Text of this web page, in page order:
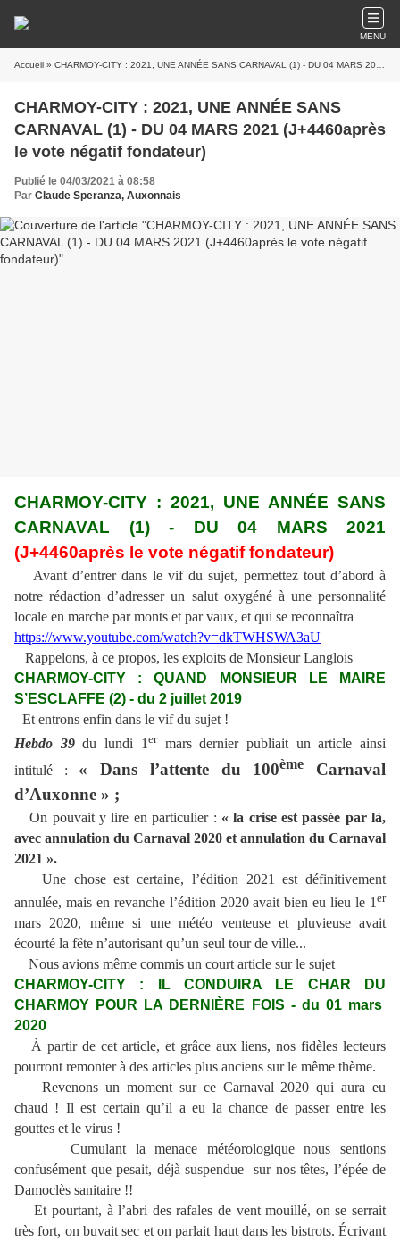
MENU
Accueil » CHARMOY-CITY : 2021, UNE ANNÉE SANS CARNAVAL (1) - DU 04 MARS 2021 (J+4460après le vote négatif fondateur)
CHARMOY-CITY : 2021, UNE ANNÉE SANS
CARNAVAL (1) - DU 04 MARS 2021 (J+4460après
le vote négatif fondateur)
Publié le 04/03/2021 à 08:58
Par Claude Speranza, Auxonnais
CHARMOY-CITY : 2021, UNE ANNÉE SANS
CARNAVAL (1) - DU 04 MARS 2021
(J+4460après le vote négatif fondateur)
Avant d’entrer dans le vif du sujet, permettez tout d’abord à
notre rédaction d’adresser un salut oxygéné à une personnalité
locale en marche par monts et par vaux, et qui se reconnaîtra
https://www.youtube.com/watch?v=dkTWHSWA3aU
Rappelons, à ce propos, les exploits de Monsieur Langlois
CHARMOY-CITY : QUAND MONSIEUR LE MAIRE
S’ESCLAFFE (2) - du 2 juillet 2019
Et entrons enfin dans le vif du sujet !
Hebdo 39du lundi 1 ermars dernier publiait un article ainsi
intitulé : « Dans l’attente du 100ème
Carnaval
d’Auxonne » ;
On pouvait y lire en particulier : « la crise est passée par là,
avec annulation du Carnaval 2020 et annulation du Carnaval
2021 ».
Une chose est certaine, l’édition 2021 est définitivement
annulée, mais en revanche l’édition 2020 avait bien eu lieu le 1 er
mars 2020, même si une météo venteuse et pluvieuse avait
écourté la fête n’autorisant qu’un seul tour de ville...
Nous avions même commis un court article sur le sujet
CHARMOY-CITY : IL CONDUIRA LE CHAR DU
CHARMOY POUR LA DERNIÈRE FOIS - du 01 mars
2020
À partir de cet article, et grâce aux liens, nos fidèles lecteurs
pourront remonter à des articles plus anciens sur le même thème.
Revenons un moment sur ce Carnaval 2020 qui aura eu
chaud ! Il est certain qu’il a eu la chance de passer entre les
gouttes et le virus !
Cumulant la menace météorologique nous sentions
confusément que pesait, déjà suspendue sur nos têtes, l’épée de
Damoclès sanitaire !!
Et pourtant, à l’abri des rafales de vent mouillé, on se serrait
très fort, on buvait sec et on parlait haut dans les bistrots. Écrivant